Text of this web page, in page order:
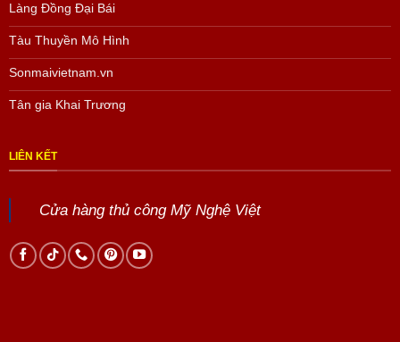
Làng Đồng Đại Bái
Tàu Thuyền Mô Hình
Sonmaivietnam.vn
Tân gia Khai Trương
LIÊN KẾT
Cửa hàng thủ công Mỹ Nghệ Việt